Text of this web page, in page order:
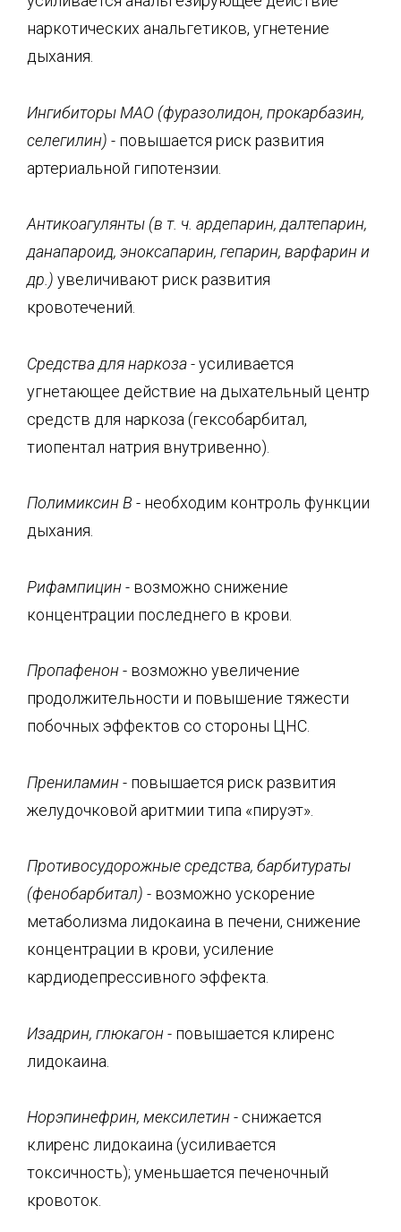
наркотических анальгетиков, угнетение
дыхания.
Ингибиторы МАО (фуразолидон, прокарбазин,
селегилин) - повышается риск развития
артериальной гипотензии.
Антикоагулянты (в т. ч. ардепарин, далтепарин,
данапароид, эноксапарин, гепарин, варфарин и
др.) увеличивают риск развития
кровотечений.
Средства для наркоза -усиливается
угнетающее действие на дыхательный центр
средств для наркоза (гексобарбитал,
тиопентал натрия внутривенно).
Полимиксин В - необходим контроль функции
дыхания.
Рифампицин - возможно снижение
концентрации последнего в крови.
Пропафенон - возможно увеличение
продолжительности и повышение тяжести
побочных эффектов со стороны ЦНС.
Прениламин - повышается риск развития
желудочковой аритмии типа «пируэт».
Противосудорожные средства, барбитураты
(фенобарбитал) - возможно ускорение
метаболизма лидокаина в печени, снижение
концентрации в крови, усиление
кардиодепрессивного эффекта.
Изадрин, глюкагон - повышается клиренс
лидокаина.
Норэпинефрин, мексилетин - снижается
клиренс лидокаина (усиливается
токсичность); уменьшается печеночный
кровоток.